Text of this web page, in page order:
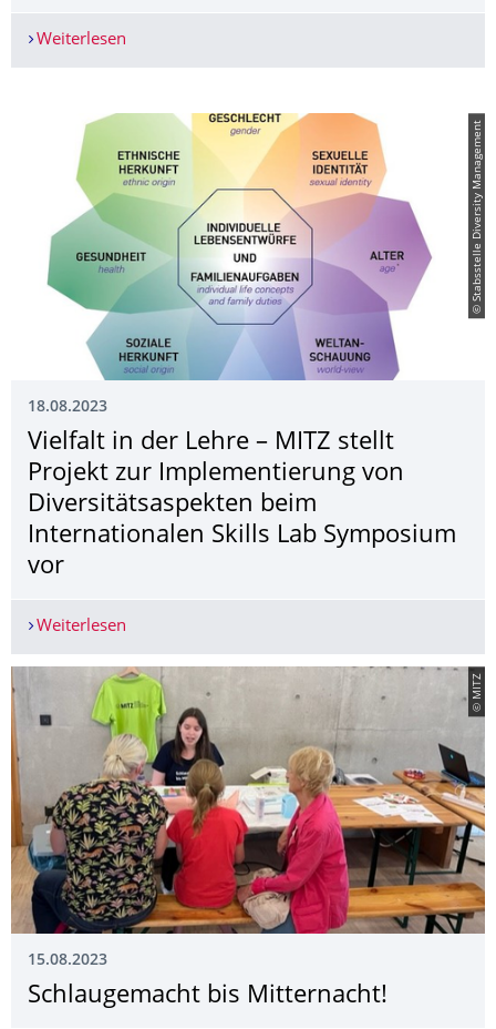
Weiterlesen
© Stabsstelle Diversity Management
18.08.2023
Vielfalt in der Lehre – MITZ stellt
Projekt zur Implementierung von
Diversitätsaspek­ten beim
Internationalen Skills Lab Symposium
vor
Weiterlesen
© MITZ
15.08.2023
Schlaugemacht bis Mitternacht!